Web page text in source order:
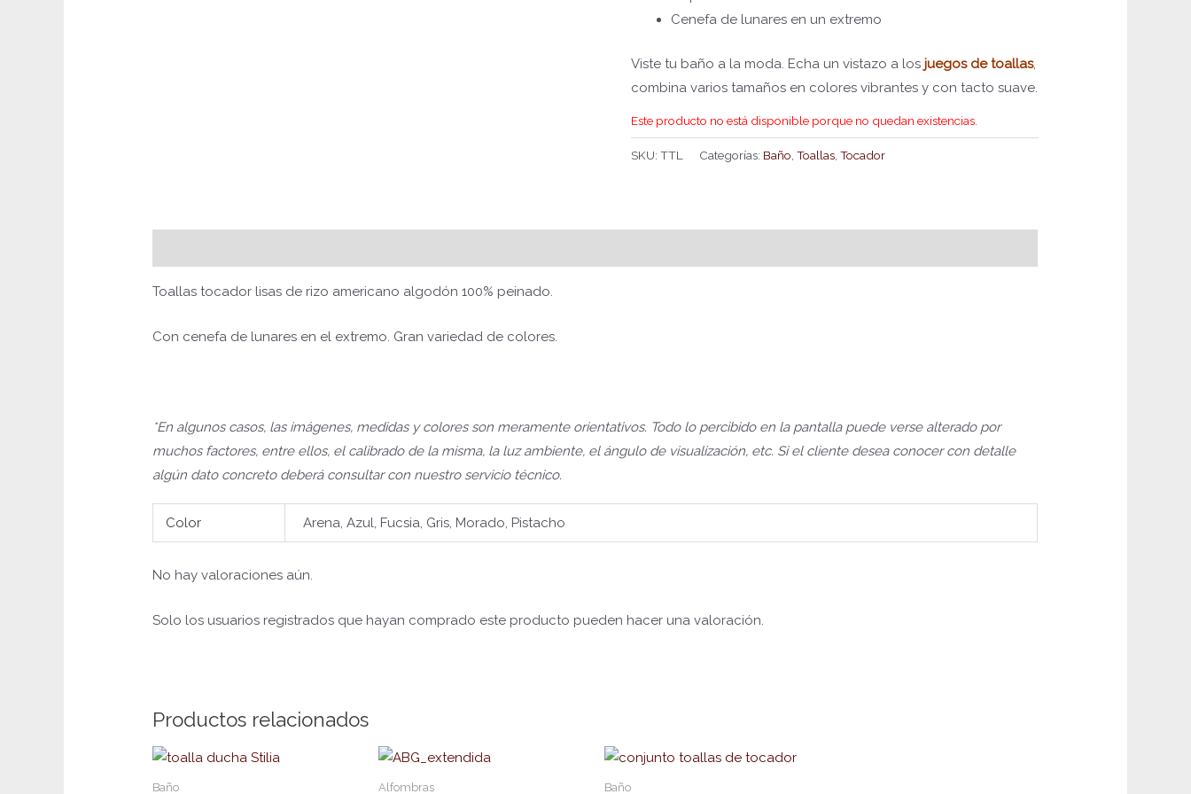
Cenefa de lunares en un extremo
Viste tu baño a la moda. Echa un vistazo a los juegos de toallas,
combina varios tamaños en colores vibrantes y con tacto suave.
Este producto no está disponible porque no quedan existencias.
SKU: TTL Categorías: Baño Toallas Tocador
Toallas tocador lisas de rizo americano algodón 100% peinado.
Con cenefa de lunares en el extremo. Gran variedad de colores.
*En algunos casos, las imágenes, medidas y colores son meramente orientativos. Todo lo percibido en la pantalla puede verse alterado por
muchos factores, entre ellos, el calibrado de la misma, la luz ambiente, el ángulo de visualización, etc. Si el cliente desea conocer con detalle
algún dato concreto deberá consultar con nuestro servicio técnico.
Color Arena, Azul, Fucsia, Gris, Morado, Pistacho
No hay valoraciones aún.
Solo los usuarios registrados que hayan comprado este producto pueden hacer una valoración.
Productos relacionados
Baño
Este
producto
Alfombras
Este
producto
Baño